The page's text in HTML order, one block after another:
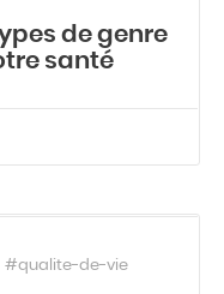
de genre
santé
#qualite-de-vie